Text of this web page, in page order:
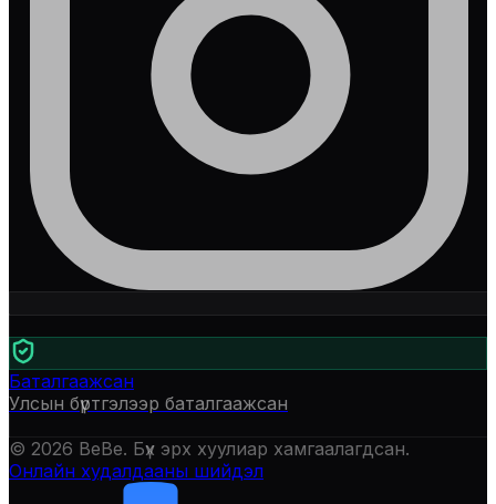
Баталгаажсан
Улсын бүртгэлээр баталгаажсан
© 2026 BeBe. Бүх эрх хуулиар хамгаалагдсан.
Онлайн худалдааны шийдэл